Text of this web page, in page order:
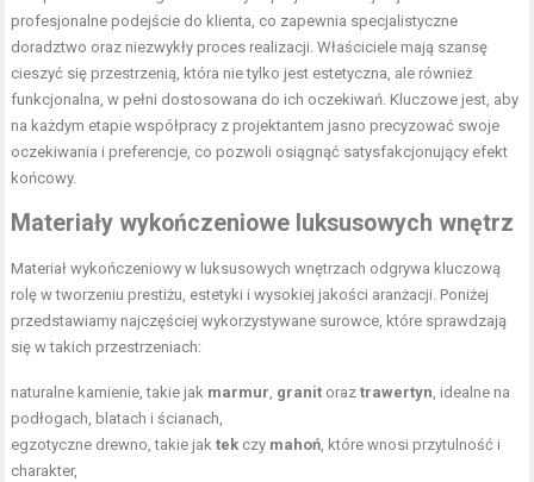
profesjonalne podejście do klienta, co zapewnia specjalistyczne
doradztwo oraz niezwykły proces realizacji. Właściciele mają szansę
cieszyć się przestrzenią, która nie tylko jest estetyczna, ale również
funkcjonalna, w pełni dostosowana do ich oczekiwań. Kluczowe jest, aby
na każdym etapie współpracy z projektantem jasno precyzować swoje
oczekiwania i preferencje, co pozwoli osiągnąć satysfakcjonujący efekt
końcowy.
Materiały wykończeniowe luksusowych wnętrz
Materiał wykończeniowy w luksusowych wnętrzach odgrywa kluczową
rolę w tworzeniu prestiżu, estetyki i wysokiej jakości aranżacji. Poniżej
przedstawiamy najczęściej wykorzystywane surowce, które sprawdzają
się w takich przestrzeniach:
naturalne kamienie, takie jak marmur, granit oraztrawertyn, idealne na
podłogach, blatach i ścianach,
egzotyczne drewno, takie jaktek czy mahoń, które wnosi przytulność i
charakter,